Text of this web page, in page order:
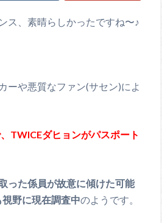
ス、素晴らしかったですね〜♪
ーや悪質なファン(サセン)によ
TWICEダヒョンがパスポート
った係員が故意に傾けた可能
野に現在調査中のようです。